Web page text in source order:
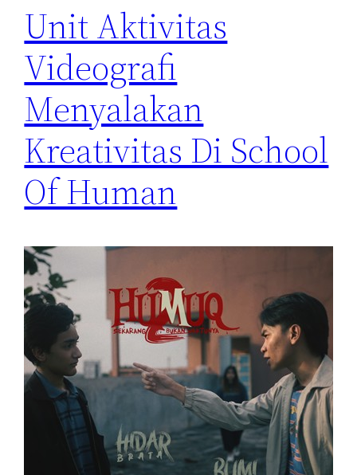
Unit Aktivitas
Videografi
Menyalakan
Kreativitas Di School
Of Human